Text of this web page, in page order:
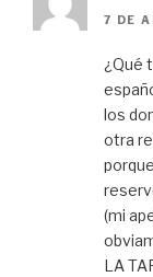
7 DE
¿Qué
los
otra
(mi
LA